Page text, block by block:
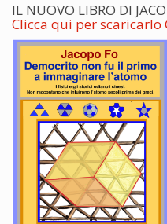
IL NUOVO LIBRO DI
Clicca qui per